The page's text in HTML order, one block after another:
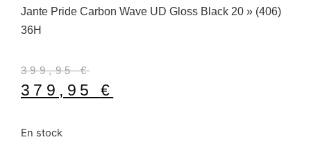
Jante Pride Carbon Wave UD Gloss Black 20 » (406)
36H
399,95€
379,95 €
En stock